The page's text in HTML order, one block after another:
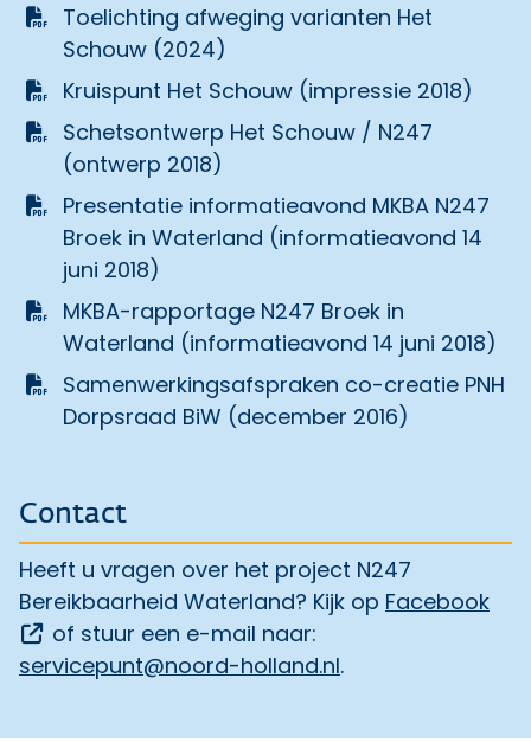
Toelichting afweging varianten Het
Schouw (2024)
Kruispunt Het Schouw (impressie 2018)
Schetsontwerp Het Schouw / N247
(ontwerp 2018)
Presentatie informatieavond MKBA N247
Broek in Waterland (informatieavond 14
juni 2018)
MKBA-rapportage N247 Broek in
Waterland (informatieavond 14 juni 2018)
Samenwerkingsafspraken co-creatie PNH
Dorpsraad BiW (december 2016)
Contact
Heeft u vragen over het project N247
Bereikbaarheid Waterland? Kijk op Facebook
Opent een externe link
of stuur een e-mail naar:
servicepunt@noord-holland.nl.